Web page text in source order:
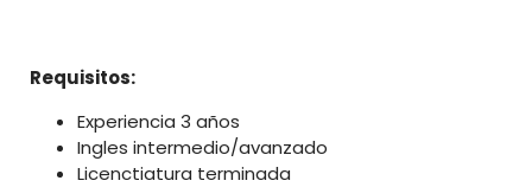
Requisitos:
Experiencia 3 años
Ingles intermedio/avanzado
Licenctiatura terminada